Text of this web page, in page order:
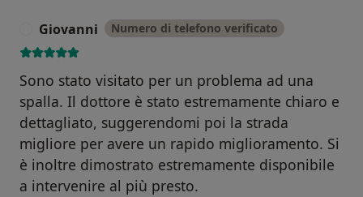
Giovanni Numero di telefono verificato
Sono stato visitato per un problema ad una
spalla. Il dottore è stato estremamente chiaro e
dettagliato, suggerendomi poi la strada
migliore per avere un rapido miglioramento. Si
è inoltre dimostrato estremamente disponibile
a intervenire al più presto.